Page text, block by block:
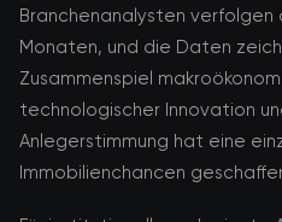
Branchenanalysten verfolgen
Monaten, und die Daten
Zusammenspiel
technologischer Innovation
Anlegerstimmung hat eine
Immobilienchancen